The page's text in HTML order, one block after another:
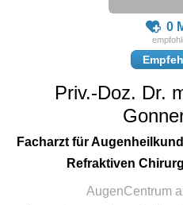
0
Priv.-Doz. Dr.
Facharzt für
Refraktiven
AugenCentrum